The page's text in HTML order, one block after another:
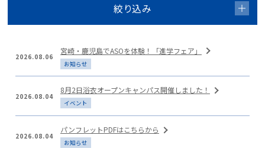
お問い合わせ
教職員採用のご案内
絞り込み
2026.08.06
宮崎・鹿児島でASOを体験！「進学フェア」
お知らせ
2026.08.04
8月2日浴衣オープンキャンパス開催しました！
イベント
2026.08.04
パンフレットPDFはこちらから
お知らせ